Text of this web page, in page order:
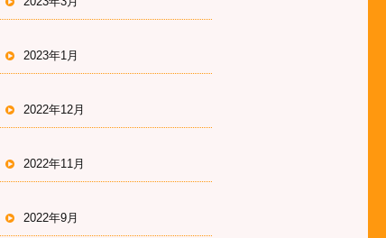
2023年1月
2022年12月
2022年11月
2022年9月